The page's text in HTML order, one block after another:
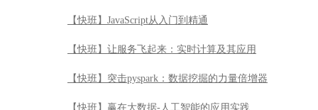
【快班】JavaScript从入门到精通
【快班】让服务飞起来：实时计算及其应用
【快班】突击pyspark：数据挖掘的力量倍增器
【快班】赢在大数据-人工智能的应用实践